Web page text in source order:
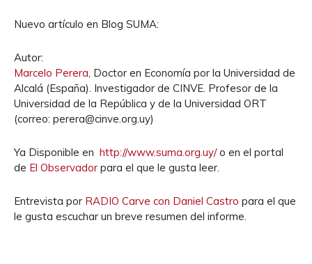
Nuevo artículo en Blog SUMA:
Autor:
Marcelo Perera, Doctor en Economía por la Universidad de
Alcalá (España). Investigador de CINVE. Profesor de la
Universidad de la República y de la Universidad ORT
(correo: perera@cinve.org.uy)
Ya Disponible en http://www.suma.org.uy/o en el portal
de El Observador para el que le gusta leer.
Entrevista por RADIO Carve con Daniel Castro para el que
le gusta escuchar un breve resumen del informe.